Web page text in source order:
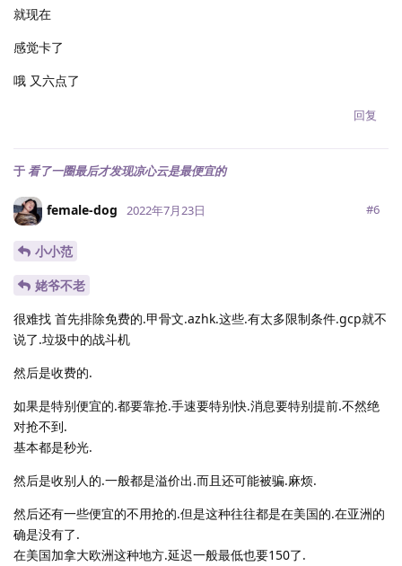
就现在
感觉卡了
哦 又六点了
回复
于看了一圈最后才发现凉心云是最便宜的
female-dog 2022年7月23日 #6
小小范
姥爷不老
很难找 首先排除免费的.甲骨文.azhk.这些.有太多限制条件.gcp就不
说了.垃圾中的战斗机
然后是收费的.
如果是特别便宜的.都要靠抢.手速要特别快.消息要特别提前.不然绝
对抢不到.
基本都是秒光.
然后是收别人的.一般都是溢价出.而且还可能被骗.麻烦.
然后还有一些便宜的不用抢的.但是这种往往都是在美国的.在亚洲的
确是没有了.
在美国加拿大欧洲这种地方.延迟一般最低也要150了.